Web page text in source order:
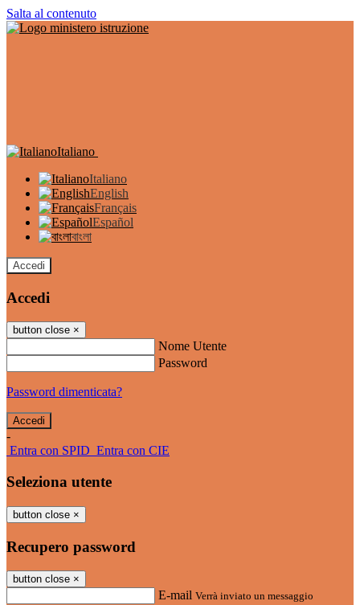
Salta al contenuto
Italiano
Italiano
English
Français
Español
বাংলা
Accedi
Accedi
button close ×
Nome Utente
Password
Password dimenticata?
-
Entra con SPID Entra con CIE
Seleziona utente
button close ×
Recupero password
button close ×
E-mail Verrà inviato un messaggio